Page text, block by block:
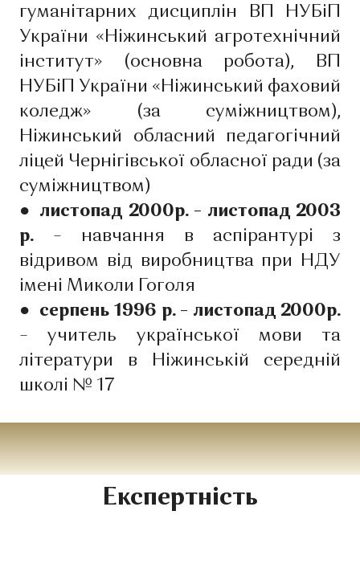
гуманітарних дисциплін ВП НУБіП
України «Ніжинський агротехнічний
інститут» (основна робота), ВП
НУБіП України «Ніжинський фаховий
коледж» (за суміжництвом),
Ніжинський обласний педагогічний
ліцей Чернігівської обласної ради (за
суміжництвом)
● листопад 2000р. – листопад 2003
р. – навчання в аспірантурі з
відривом від виробництва при НДУ
імені Миколи Гоголя
● серпень 1996 р. – листопад 2000р.
– учитель української мови та
літератури в Ніжинській середній
школі № 17
Експертність